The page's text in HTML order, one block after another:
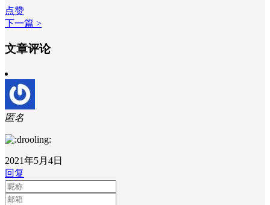
点赞
下一篇 >
文章评论
匿名
2021年5月4日
回复